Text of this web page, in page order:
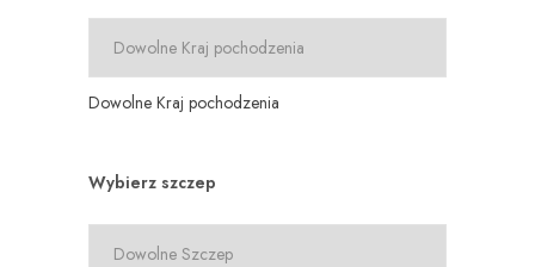
Dowolne Kraj pochodzenia
Wybierz szczep